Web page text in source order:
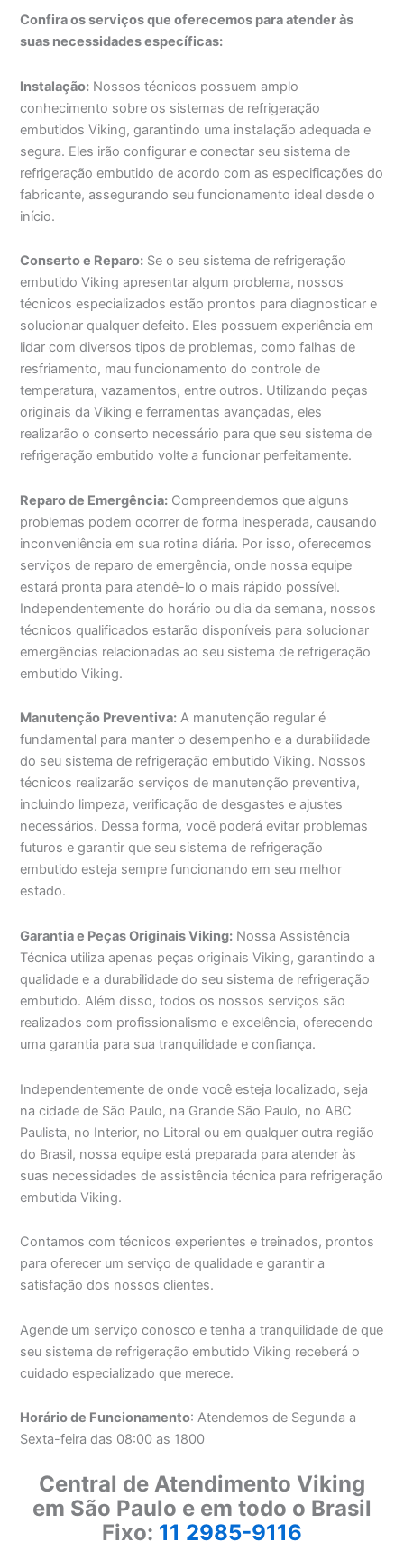
Confira os serviços que oferecemos para atender às
suas necessidades específicas:
Instalação: Nossos técnicos possuem amplo
conhecimento sobre os sistemas de refrigeração
embutidos Viking, garantindo uma instalação adequada e
segura. Eles irão configurar e conectar seu sistema de
refrigeração embutido de acordo com as especificações do
fabricante, assegurando seu funcionamento ideal desde o
início.
Conserto e Reparo: Se o seu sistema de refrigeração
embutido Viking apresentar algum problema, nossos
técnicos especializados estão prontos para diagnosticar e
solucionar qualquer defeito. Eles possuem experiência em
lidar com diversos tipos de problemas, como falhas de
resfriamento, mau funcionamento do controle de
temperatura, vazamentos, entre outros. Utilizando peças
originais da Viking e ferramentas avançadas, eles
realizarão o conserto necessário para que seu sistema de
refrigeração embutido volte a funcionar perfeitamente.
Reparo de Emergência: Compreendemos que alguns
problemas podem ocorrer de forma inesperada, causando
inconveniência em sua rotina diária. Por isso, oferecemos
serviços de reparo de emergência, onde nossa equipe
estará pronta para atendê-lo o mais rápido possível.
Independentemente do horário ou dia da semana, nossos
técnicos qualificados estarão disponíveis para solucionar
emergências relacionadas ao seu sistema de refrigeração
embutido Viking.
Manutenção Preventiva: A manutenção regular é
fundamental para manter o desempenho e a durabilidade
do seu sistema de refrigeração embutido Viking. Nossos
técnicos realizarão serviços de manutenção preventiva,
incluindo limpeza, verificação de desgastes e ajustes
necessários. Dessa forma, você poderá evitar problemas
futuros e garantir que seu sistema de refrigeração
embutido esteja sempre funcionando em seu melhor
estado.
Garantia e Peças Originais Viking: Nossa Assistência
Técnica utiliza apenas peças originais Viking, garantindo a
qualidade e a durabilidade do seu sistema de refrigeração
embutido. Além disso, todos os nossos serviços são
realizados com profissionalismo e excelência, oferecendo
uma garantia para sua tranquilidade e confiança.
Independentemente de onde você esteja localizado, seja
na cidade de São Paulo, na Grande São Paulo, no ABC
Paulista, no Interior, no Litoral ou em qualquer outra região
do Brasil, nossa equipe está preparada para atender às
suas necessidades de assistência técnica para refrigeração
embutida Viking.
Contamos com técnicos experientes e treinados, prontos
para oferecer um serviço de qualidade e garantir a
satisfação dos nossos clientes.
Agende um serviço conosco e tenha a tranquilidade de que
seu sistema de refrigeração embutido Viking receberá o
cuidado especializado que merece.
Horário de Funcionamento: Atendemos de Segunda a
Sexta-feira das 08:00 as 1800
Central de Atendimento Viking
em São Paulo e em todo o Brasil
Fixo: 11 2985-9116